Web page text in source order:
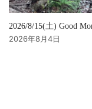
2026/8/15(土) Good
2026年8月4日